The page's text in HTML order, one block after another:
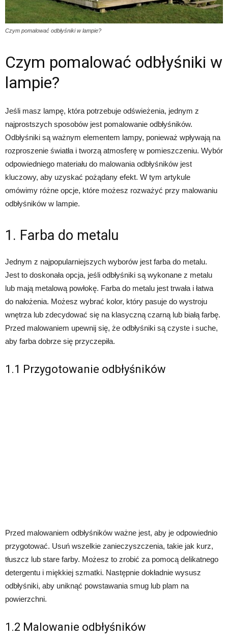
Czym pomalować odbłyśniki w lampie?
Czym pomalować odbłyśniki w
lampie?
Jeśli masz lampę, która potrzebuje odświeżenia, jednym z
najprostszych sposobów jest pomalowanie odbłyśników.
Odbłyśniki są ważnym elementem lampy, ponieważ wpływają na
rozproszenie światła i tworzą atmosferę w pomieszczeniu. Wybór
odpowiedniego materiału do malowania odbłyśników jest
kluczowy, aby uzyskać pożądany efekt. W tym artykule
omówimy różne opcje, które możesz rozważyć przy malowaniu
odbłyśników w lampie.
1. Farba do metalu
Jednym z najpopularniejszych wyborów jest farba do metalu.
Jest to doskonała opcja, jeśli odbłyśniki są wykonane z metalu
lub mają metalową powłokę. Farba do metalu jest trwała i łatwa
do nałożenia. Możesz wybrać kolor, który pasuje do wystroju
wnętrza lub zdecydować się na klasyczną czarną lub białą farbę.
Przed malowaniem upewnij się, że odbłyśniki są czyste i suche,
aby farba dobrze się przyczepiła.
1.1 Przygotowanie odbłyśników
Przed malowaniem odbłyśników ważne jest, aby je odpowiednio
przygotować. Usuń wszelkie zanieczyszczenia, takie jak kurz,
tłuszcz lub stare farby. Możesz to zrobić za pomocą delikatnego
detergentu i miękkiej szmatki. Następnie dokładnie wysusz
odbłyśniki, aby uniknąć powstawania smug lub plam na
powierzchni.
1.2 Malowanie odbłyśników